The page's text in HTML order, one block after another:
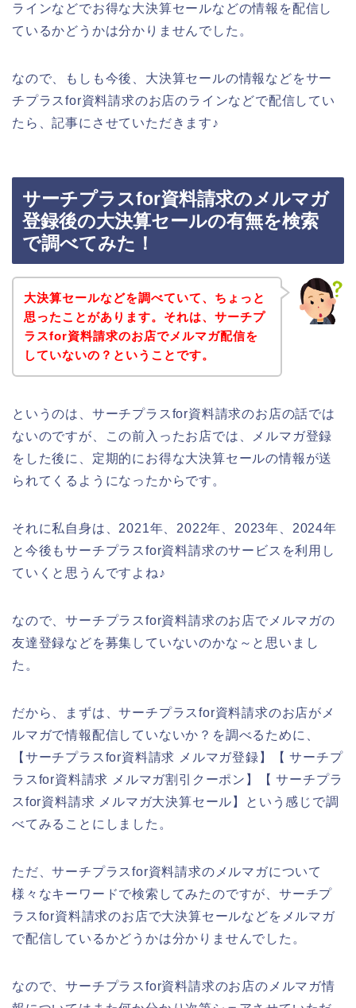
ラインなどでお得な大決算セールなどの情報を配信し
ているかどうかは分かりませんでした。
なので、もしも今後、大決算セールの情報などをサー
チプラスfor資料請求のお店のラインなどで配信してい
たら、記事にさせていただきます♪
サーチプラスfor資料請求のメルマガ
登録後の大決算セールの有無を検索
で調べてみた！
大決算セールなどを調べていて、ちょっと
思ったことがあります。それは、サーチプ
ラスfor資料請求のお店でメルマガ配信を
していないの？ということです。
というのは、サーチプラスfor資料請求のお店の話では
ないのですが、この前入ったお店では、メルマガ登録
をした後に、定期的にお得な大決算セールの情報が送
られてくるようになったからです。
それに私自身は、2021年、2022年、2023年、2024年
と今後もサーチプラスfor資料請求のサービスを利用し
ていくと思うんですよね♪
なので、サーチプラスfor資料請求のお店でメルマガの
友達登録などを募集していないのかな～と思いまし
た。
だから、まずは、サーチプラスfor資料請求のお店がメ
ルマガで情報配信していないか？を調べるために、
【サーチプラスfor資料請求 メルマガ登録】【 サーチプ
ラスfor資料請求 メルマガ割引クーポン】【 サーチプラ
スfor資料請求 メルマガ大決算セール】という感じで調
べてみることにしました。
ただ、サーチプラスfor資料請求のメルマガについて
様々なキーワードで検索してみたのですが、サーチプ
ラスfor資料請求のお店で大決算セールなどをメルマガ
で配信しているかどうかは分かりませんでした。
なので、サーチプラスfor資料請求のお店のメルマガ情